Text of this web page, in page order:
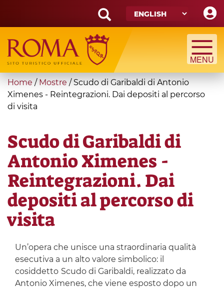
main
content
Search
form
Search
You
are
here
Home / Mostre /Scudo di Garibaldi di Antonio
Ximenes - Reintegrazioni. Dai depositi al percorso
di visita
Scudo di Garibaldi di
Antonio Ximenes -
Reintegrazioni. Dai
depositi al percorso di
visita
Un’opera che unisce una straordinaria qualità
esecutiva a un alto valore simbolico: il
cosiddetto Scudo di Garibaldi, realizzato da
Antonio Ximenes, che viene esposto dopo un